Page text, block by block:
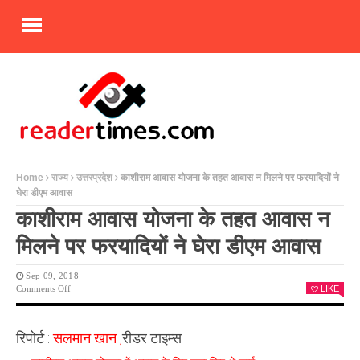
Home राज्य उत्तरप्रदेश
काशीराम आवास योजना के तहत आवास न मिलने पर फरयादियों ने
घेरा डीएम आवास
काशीराम आवास योजना के तहत आवास न
मिलने पर फरयादियों ने घेरा डीएम आवास
Sep 09, 2018
Comments OffOn
के
LIKE
रिपोर्ट :सलमान खान ,रीडर टाइम्स